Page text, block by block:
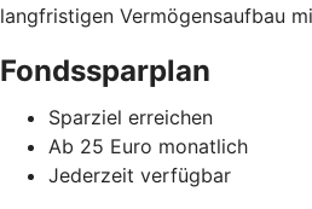
langfristigen Vermögensaufbau
Fondssparplan
Sparziel erreichen
Ab 25 Euro monatlich
Jederzeit verfügbar